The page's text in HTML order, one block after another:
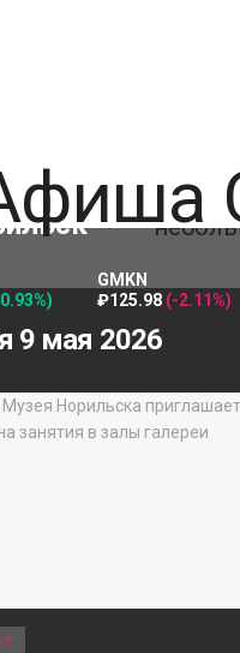
GMKN
₽125.98 (-2.11%)
9 мая 2026